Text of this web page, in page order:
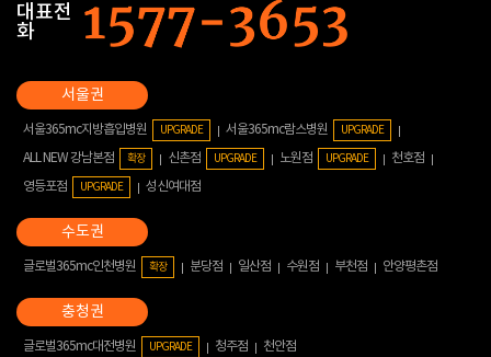
대표전
화
서울365mc지방흡입병원 UPGRADE 서울365mc람스병원 UPGRADE
ALL NEW 강남본점 확장 신촌점 UPGRADE 노원점 UPGRADE
천호점
영등포점
UPGRADE 성신여대점
글로벌365mc인천병원 확장 분당점 일산점 수원점 부천점 안양평촌점
글로벌365mc대전병원 UPGRADE 청주점 천안점